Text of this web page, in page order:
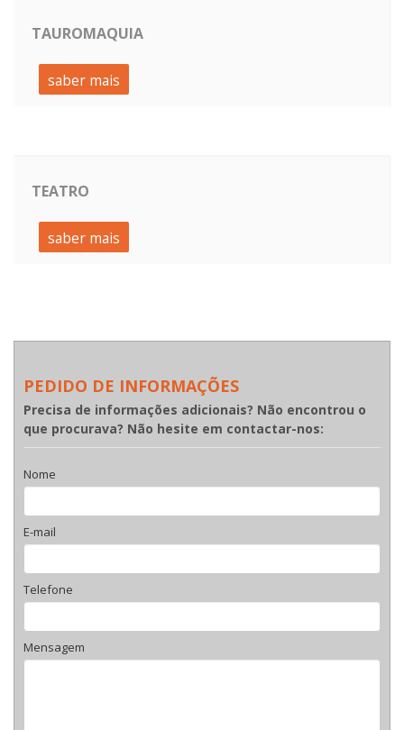
TAUROMAQUIA
saber mais
TEATRO
saber mais
PEDIDO DE INFORMAÇÕES
Precisa de informações adicionais? Não encontrou o
que procurava? Não hesite em contactar-nos:
Nome
E-mail
Telefone
Mensagem